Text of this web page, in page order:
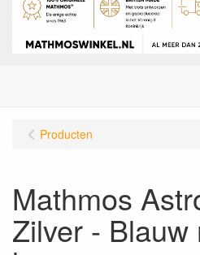
Producten
Mathmos
Zilver -